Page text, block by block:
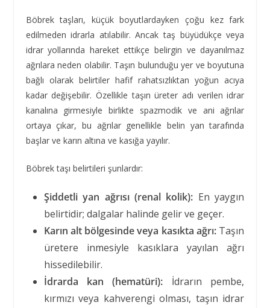
Böbrek taşları, küçük boyutlardayken çoğu kez fark
edilmeden idrarla atılabilir. Ancak taş büyüdükçe veya
idrar yollarında hareket ettikçe belirgin ve dayanılmaz
ağrılara neden olabilir. Taşın bulunduğu yer ve boyutuna
bağlı olarak belirtiler hafif rahatsızlıktan yoğun acıya
kadar değişebilir. Özellikle taşın üreter adı verilen idrar
kanalına girmesiyle birlikte spazmodik ve ani ağrılar
ortaya çıkar, bu ağrılar genellikle belin yan tarafında
başlar ve karın altına ve kasığa yayılır.
Böbrek taşı belirtileri şunlardır:
Şiddetli yan ağrısı (renal kolik): En yaygın
belirtidir; dalgalar halinde gelir ve geçer.
Karın alt bölgesinde veya kasıkta ağrı: Taşın
üretere inmesiyle kasıklara yayılan ağrı
hissedilebilir.
İdrarda kan (hematüri): İdrarın pembe,
kırmızı veya kahverengi olması, taşın idrar